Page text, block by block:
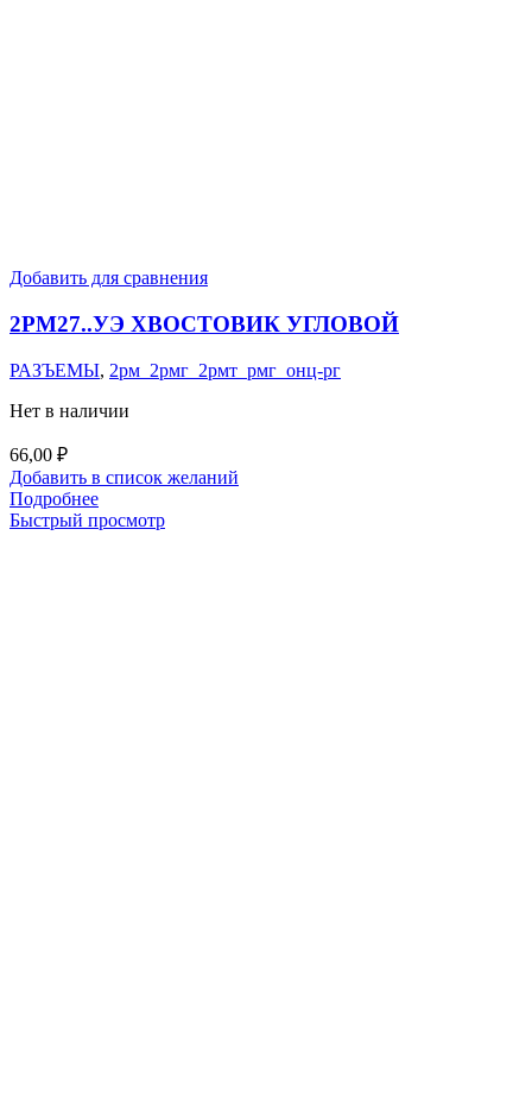
Добавить для сравнения
2РМ27..УЭ ХВОСТОВИК УГЛОВОЙ
РАЗЪЕМЫ, 2рм_2рмг_2рмт_рмг_онц-рг
Нет в наличии
66,00 ₽
Добавить в список желаний
Подробнее
Быстрый просмотр